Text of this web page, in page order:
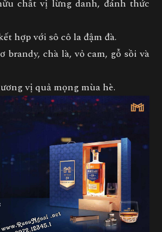
chất vị lừng danh, đánh thức
hợp với sô cô la đậm đà.
brandy, chà là, vỏ cam, gỗ sồi và
vị quả mọng mùa hè.